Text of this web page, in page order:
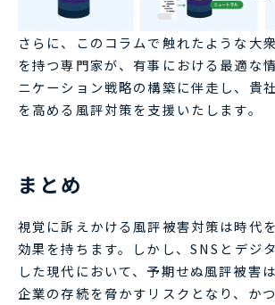
さらに、このコラムで触れたような大
を持つ専門家が、有事における最適な
ニケーション戦略の構築に伴走し、貴
を高める風評対策を支援いたします。
まとめ
視覚に訴えかける風評被害対策は時代
効果を持ちます。しかし、SNSとデジ
した現代において、予期せぬ風評被害
企業の存続を脅かすリスクとなり、か